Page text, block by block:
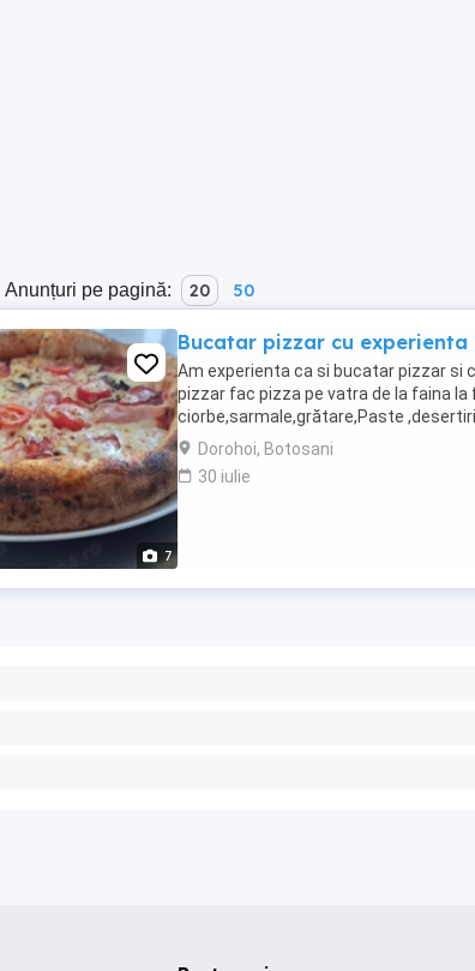
Anunțuri pe pagină: 20 50
7
Bucatar pizzar cu experienta
Am experienta ca si bucatar pizzar si
pizzar fac pizza pe vatra de la faina
ciorbe,sarmale,grătare,Paste
Dorohoi, Botosani
30 iulie